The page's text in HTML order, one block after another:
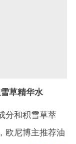
草精华水
分和积雪草萃
欧尼博主推荐油